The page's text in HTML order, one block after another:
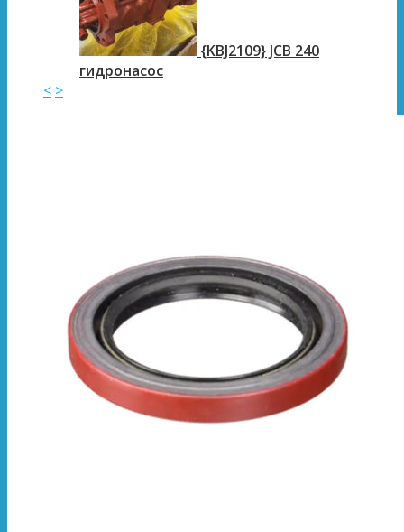
{KBJ2109} JCB 240
гидронасос
< >